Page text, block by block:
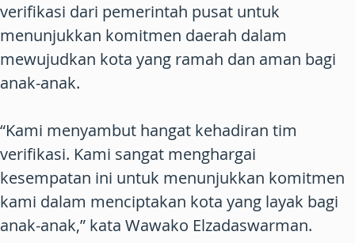
verifikasi dari pemerintah pusat untuk
menunjukkan komitmen daerah dalam
mewujudkan kota yang ramah dan aman bagi
anak-anak.
“Kami menyambut hangat kehadiran tim
verifikasi. Kami sangat menghargai
kesempatan ini untuk menunjukkan komitmen
kami dalam menciptakan kota yang layak bagi
anak-anak,” kata Wawako Elzadaswarman.